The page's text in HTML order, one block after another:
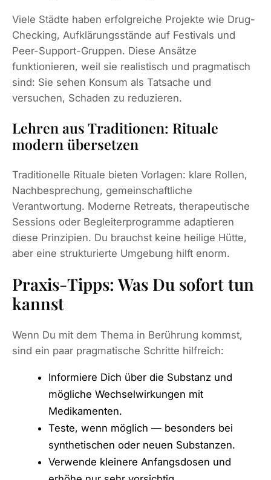
Viele Städte haben erfolgreiche Projekte wie Drug-
Checking, Aufklärungsstände auf Festivals und
Peer-Support-Gruppen. Diese Ansätze
funktionieren, weil sie realistisch und pragmatisch
sind: Sie sehen Konsum als Tatsache und
versuchen, Schaden zu reduzieren.
Lehren aus Traditionen: Rituale
modern übersetzen
Traditionelle Rituale bieten Vorlagen: klare Rollen,
Nachbesprechung, gemeinschaftliche
Verantwortung. Moderne Retreats, therapeutische
Sessions oder Begleiterprogramme adaptieren
diese Prinzipien. Du brauchst keine heilige Hütte,
aber eine strukturierte Umgebung hilft enorm.
Praxis-Tipps: Was Du sofort tun
kannst
Wenn Du mit dem Thema in Berührung kommst,
sind ein paar pragmatische Schritte hilfreich:
Informiere Dich über die Substanz und
mögliche Wechselwirkungen mit
Medikamenten.
Teste, wenn möglich — besonders bei
synthetischen oder neuen Substanzen.
Verwende kleinere Anfangsdosen und